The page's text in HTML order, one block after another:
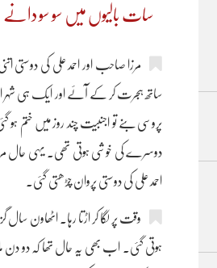
سات بالیوں میں سو سو دانے
مرزا صاحب اور احمد علی کی دوستی
ساتھ ہجرت کر کے آئے اور ایک ہی شہر
پروسی بنے تو اجنبیت چند روز میں ختم ہو
دوسرے کی خوشی ہوتی تھی۔ یہی حال
احمد علی کی دوستی پروان چڑھتی گئی۔
وقت پر لگا کر اڑتا رہا۔ اٹھاون
ہوتی گئی۔ اب بھی یہ حال تھا کہ دو دن